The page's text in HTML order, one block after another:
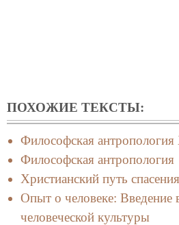
ПОХОЖИЕ ТЕКСТЫ:
Философская антропология
Философская антропология
Христианский путь
Опыт о человеке:
человеческой культуры